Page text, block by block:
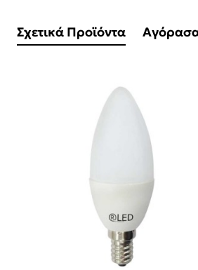
Σχετικά Προϊόντα